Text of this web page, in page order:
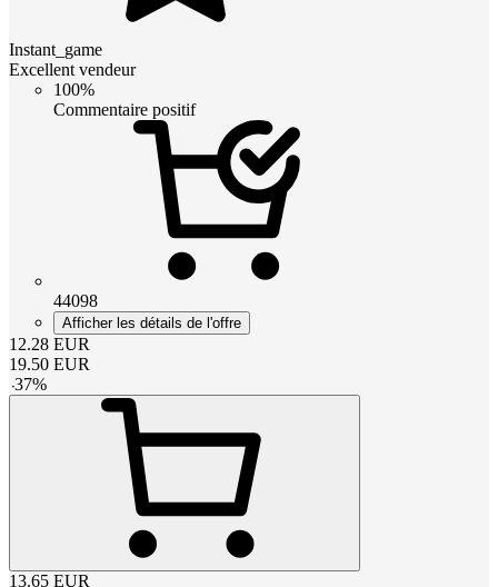
Instant_game
Excellent vendeur
100%
Commentaire positif
44098
Afficher les détails de l'offre
12.28 EUR
19.50 EUR
-37%
13.65 EUR